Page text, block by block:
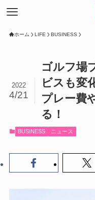
ホーム LIFE BUSINESS
ゴルフ場
ビスも変
プレー費
る！
2022
4/21
BUSINESS ニュース